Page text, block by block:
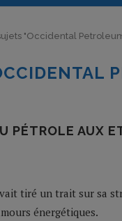
"Occidental
PÉTROLE AUX
tiré un trait sur sa
énergétiques.